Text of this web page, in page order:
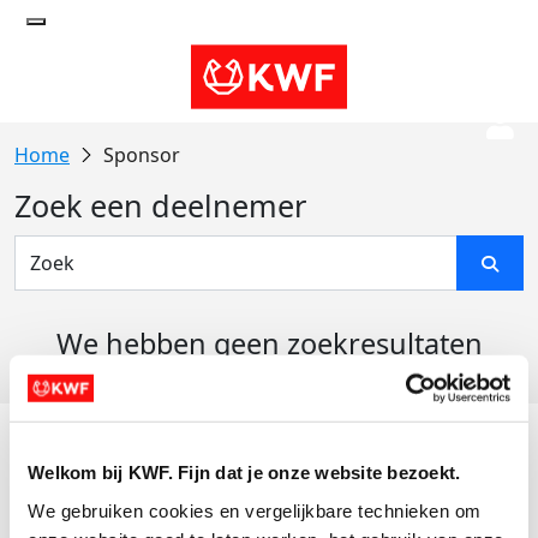
Welkom bij KWF. Fijn dat je onze website bezoekt.
We gebruiken cookies en vergelijkbare technieken om
Sponsor
Zoek een deelnemer
We hebben geen zoekresultaten
Actiematerialen
Evenementen